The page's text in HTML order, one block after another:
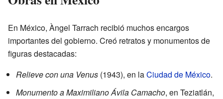
En México, Àngel Tarrach recibió muchos encargos
importantes del gobierno. Creó retratos y monumentos de
figuras destacadas:
Relieve con una Venus (1943), en laCiudad de México.
Monumento a Maximiliano Ávila Camacho, en Teziatlán,